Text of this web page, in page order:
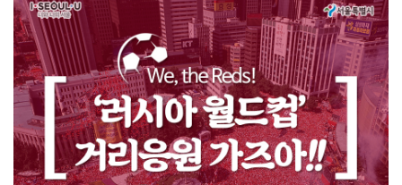
R
L
복
사
유
하
기
크
게
변
경
하
기
작
게
변
경
하
기